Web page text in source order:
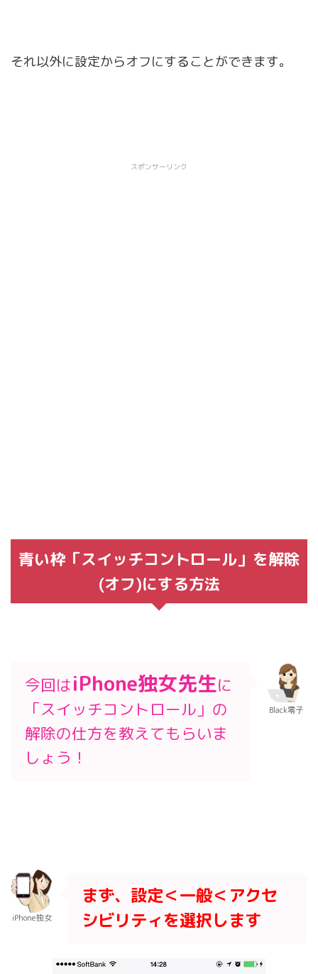
それ以外に設定からオフにすることができます。
スポンサーリンク
青い枠「スイッチコントロール」を解除
(オフ)にする方法
今回はiPhone独女先生に
「スイッチコントロール」の
解除の仕方を教えてもらいま
しょう！
Black零子
iPhone独女
まず、設定＜一般＜アクセ
シビリティを選択します